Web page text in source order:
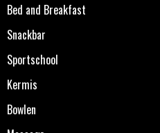
Bed and Breakfast
Snackbar
Sportschool
Kermis
Bowlen